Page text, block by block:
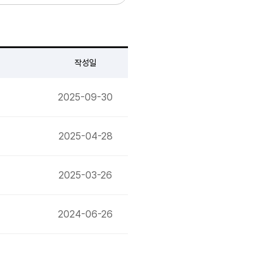
작성일
2025-09-30
2025-04-28
2025-03-26
2024-06-26